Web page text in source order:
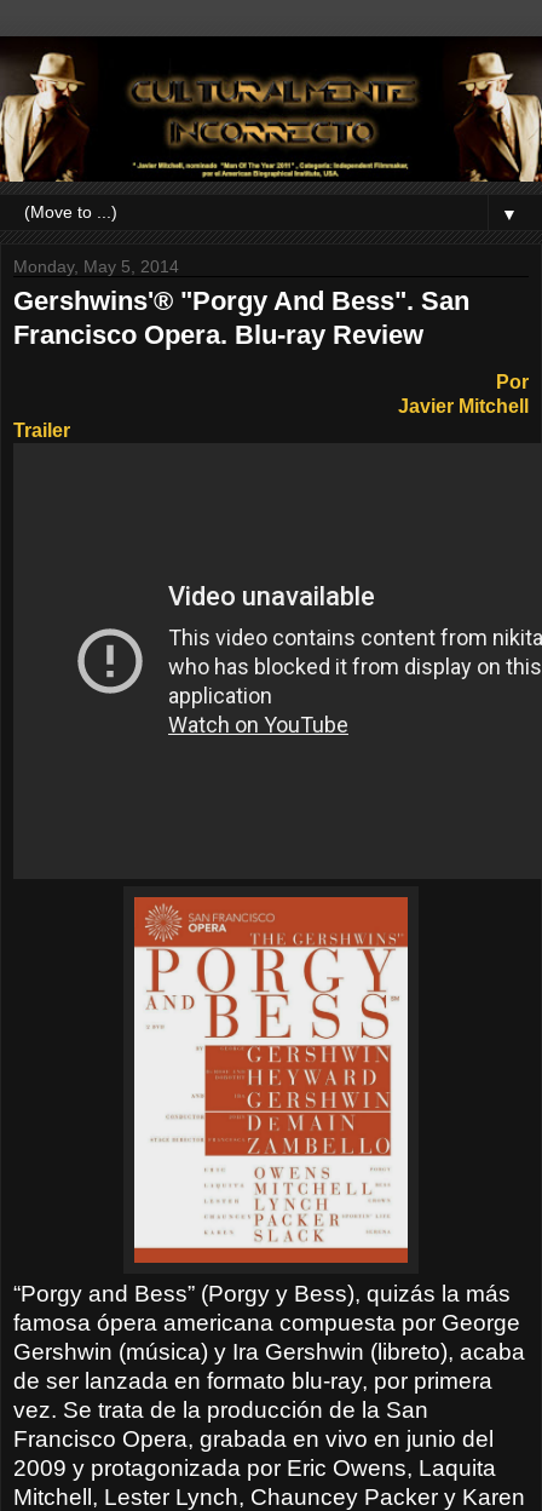
▼
Monday, May 5, 2014
Gershwins'® "Porgy And Bess". San
Francisco Opera. Blu-ray Review
Por
Javier Mitchell
Trailer
“Porgy and Bess” (Porgy y Bess), quizás la más
famosa ópera americana compuesta por George
Gershwin (música) y Ira Gershwin (libreto), acaba
de ser lanzada en formato blu-ray, por primera
vez. Se trata de la producción de la San
Francisco Opera, grabada en vivo en junio del
2009 y protagonizada por Eric Owens, Laquita
Mitchell, Lester Lynch, Chauncey Packer y Karen